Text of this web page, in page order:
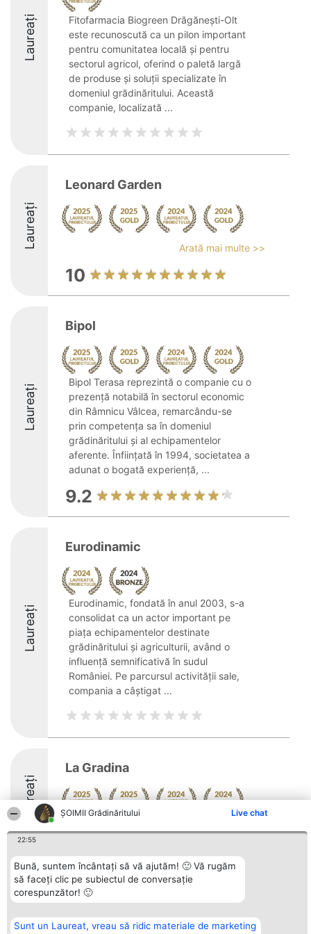
ȘOIMII Grădinăritului Live chat
22:55
Bună, suntem încântați să vă ajutăm! 🙂 Vă rugăm
să faceți clic pe subiectul de conversație
corespunzător! 🙂
Sunt un Laureat, vreau să ridic materiale de marketing
Laureați
Fitofarmacia Biogreen Drăgănești-Olt
este recunoscută ca un pilon important
pentru comunitatea locală și pentru
sectorul agricol, oferind o paletă largă
de produse și soluții specializate în
domeniul grădinăritului. Această
companie, localizată ...
Laureați
Leonard Garden
Arată mai multe >>
10
Laureați
Bipol
Bipol Terasa reprezintă o companie cu o
prezență notabilă în sectorul economic
din Râmnicu Vâlcea, remarcându-se
prin competența sa în domeniul
grădinăritului și al echipamentelor
aferente. Înființată în 1994, societatea a
adunat o bogată experiență, ...
9.2
Laureați
Eurodinamic
Eurodinamic, fondată în anul 2003, s-a
consolidat ca un actor important pe
piața echipamentelor destinate
grădinăritului și agriculturii, având o
influență semnificativă în sudul
României. Pe parcursul activității sale,
compania a câștigat ...
Laureați
La Gradina
8.9
Organizator Ranking
BRIGHT SOLUTIONS BR SRL
Aleea Timisul De Sus 2 Bl. A30
Sc. A Et. 4 Ap. 13 Cod 061952
București
Plebiscyt
Lista Tuturor
Laureaților
Reguli